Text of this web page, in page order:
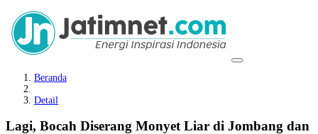
Beranda
Detail
Lagi, Bocah Diserang Monyet Liar di Jombang dan